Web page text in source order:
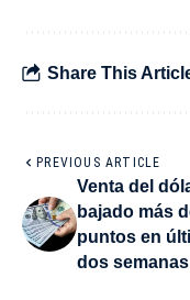
Share This
PREVIOUS ARTICLE
Venta del
bajado más
puntos en
dos semanas